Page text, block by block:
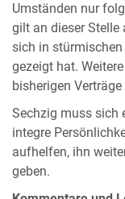
Umständen nur
gilt an dieser Stelle
sich in
gezeigt hat.
bisherigen
Sechzig muss sich
integre
aufhelfen, ihn
geben.